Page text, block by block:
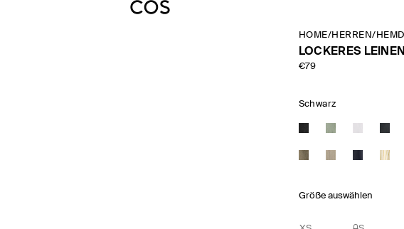
HOME/HERREN/
LOCKERES
€79
Schwarz
Größe auswählen